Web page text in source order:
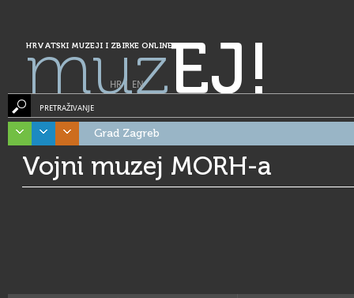
HRVATSKI MUZEJI I ZBIRKE ONLINE
muzEJ!
HR| EN
PRETRAŽIVANJE
Grad Zagreb
Vojni muzej MORH-a